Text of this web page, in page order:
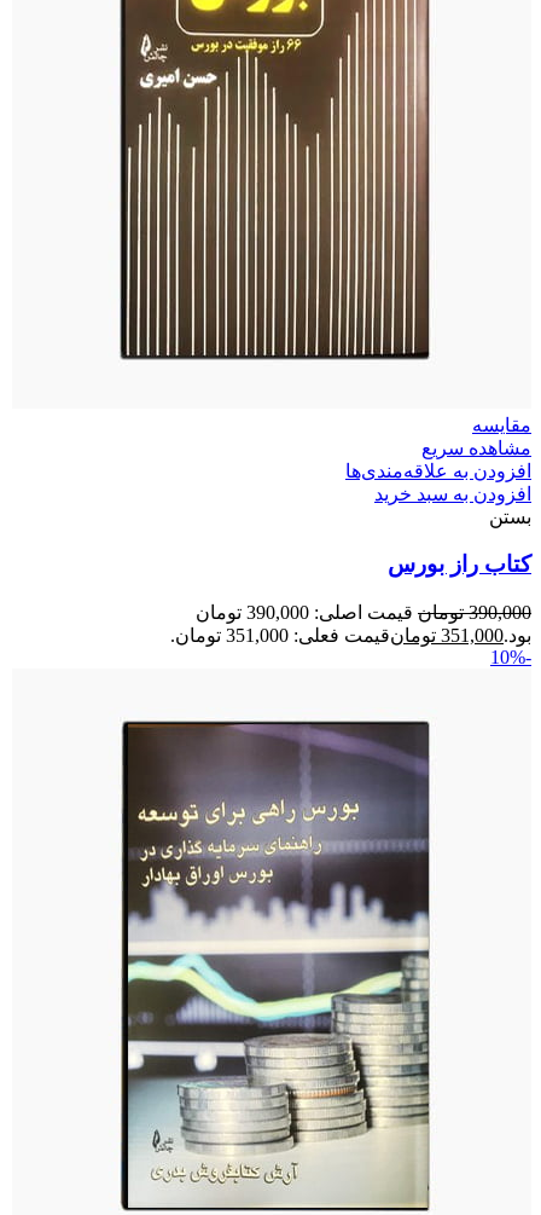
مقایسه
مشاهده سریع
افزودن به علاقه‌مندی‌ها
افزودن به سبد خرید
بستن
کتاب راز بورس
390,000 تومان
قیمت اصلی: 390,000 تومان
بود.351,000 تومانقیمت فعلی: 351,000 تومان.
-10%